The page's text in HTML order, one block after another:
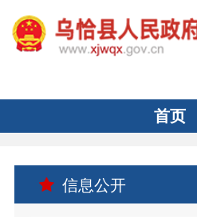
首页
信息公开
公开事项